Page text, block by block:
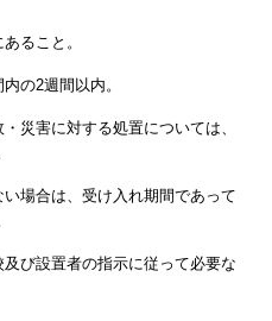
ること。
の2週間以内。
災害に対する処置については、
場合は、受け入れ期間であって
び設置者の指示に従って必要な